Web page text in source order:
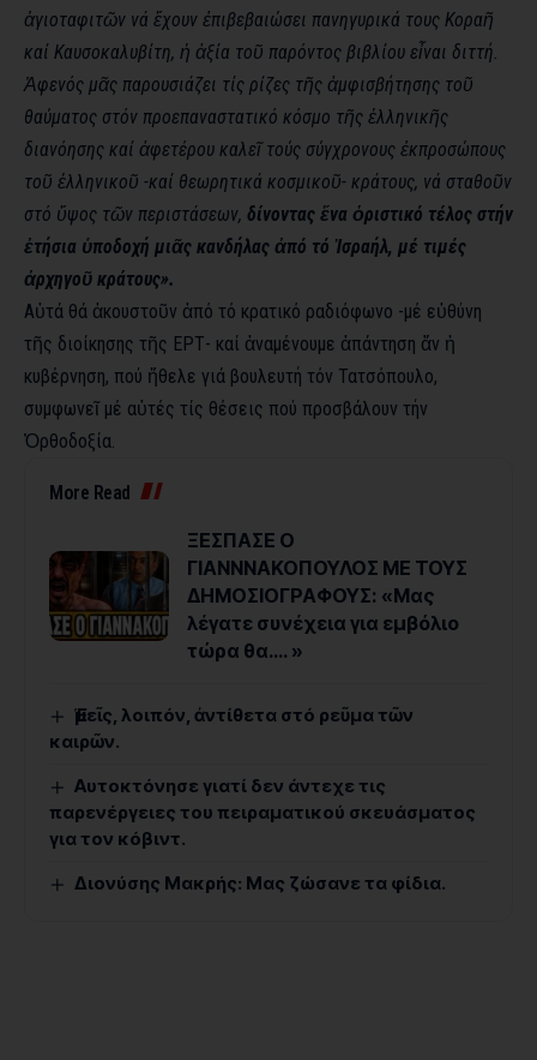
ἁγιοταφιτῶν νά ἔχουν ἐπιβεβαιώσει πανηγυρικά τους Κοραῆ
καί Καυσοκαλυβίτη, ἡ ἀξία τοῦ παρόντος βιβλίου εἶναι διττή.
Ἀφενός μᾶς παρουσιάζει τίς ρίζες τῆς ἀμφισβήτησης τοῦ
θαύματος στόν προεπαναστατικό κόσμο τῆς ἑλληνικῆς
διανόησης καί ἀφετέρου καλεῖ τούς σύγχρονους ἐκπροσώπους
τοῦ ἑλληνικοῦ -καί θεωρητικά κοσμικοῦ- κράτους, νά σταθοῦν
στό ὕψος τῶν περιστάσεων, δίνοντας ἕνα ὁριστικό τέλος στήν
ἐτήσια ὑποδοχή μιᾶς κανδήλας ἀπό τό Ἰσραήλ, μέ τιμές
ἀρχηγοῦ κράτους».
Αὐτά θά ἀκουστοῦν ἀπό τό κρατικό ραδιόφωνο -μέ εὐθύνη
τῆς διοίκησης τῆς ΕΡΤ- καί ἀναμένουμε ἀπάντηση ἄν ἡ
κυβέρνηση, πού ἤθελε γιά βουλευτή τόν Τατσόπουλο,
συμφωνεῖ μέ αὐτές τίς θέσεις πού προσβάλουν τήν
Ὀρθοδοξία.
More Read
ΞΕΣΠΑΣΕ Ο
ΓΙΑΝΝΝΑΚΟΠΟΥΛΟΣ ΜΕ ΤΟΥΣ
ΔΗΜΟΣΙΟΓΡΑΦΟΥΣ: «Μας
λέγατε συνέχεια για εμβόλιο
τώρα θα…. »
Ἐμεῖς, λοιπόν, ἀντίθετα στό ρεῦμα τῶν
καιρῶν.
Αυτοκτόνησε γιατί δεν άντεχε τις
παρενέργειες του πειραματικού σκευάσματος
για τον κόβιντ.
Διονύσης Μακρής: Μας ζώσανε τα φίδια.